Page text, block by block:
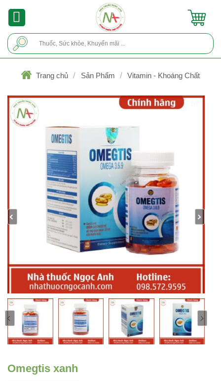
Trang chủ / Sản Phẩm / Vitamin - Khoáng Chất
Omegtis xanh